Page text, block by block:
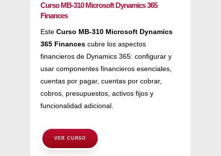
Curso MB-310 Microsoft Dynamics 365
Finances
Este Curso MB-310 Microsoft Dynamics
365 Finances cubre los aspectos
financieros de Dynamics 365: configurar y
usar componentes financieros esenciales,
cuentas por pagar, cuentas por cobrar,
cobros, presupuestos, activos fijos y
funcionalidad adicional.
VER CURSO